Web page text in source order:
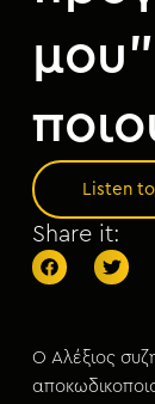
Listen
Share it:
Ο Αλέξιος